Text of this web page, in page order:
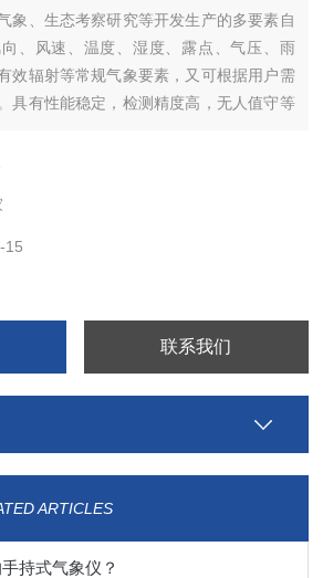
象、生态考察研究等开发生产的多要素自
、风速、温度、湿度、露点、气压、雨
效辐射等常规气象要素，又可根据用户需
具有性能稳定，检测精度高，无人值守等
15
联系我们
ARTICLES
持式气象仪？